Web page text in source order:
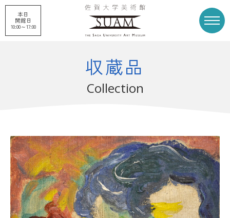
本日
開館日
10:00～17:00
展覧会
刊行物 収蔵品
美術館概要 美術館募金
収蔵品
Collection